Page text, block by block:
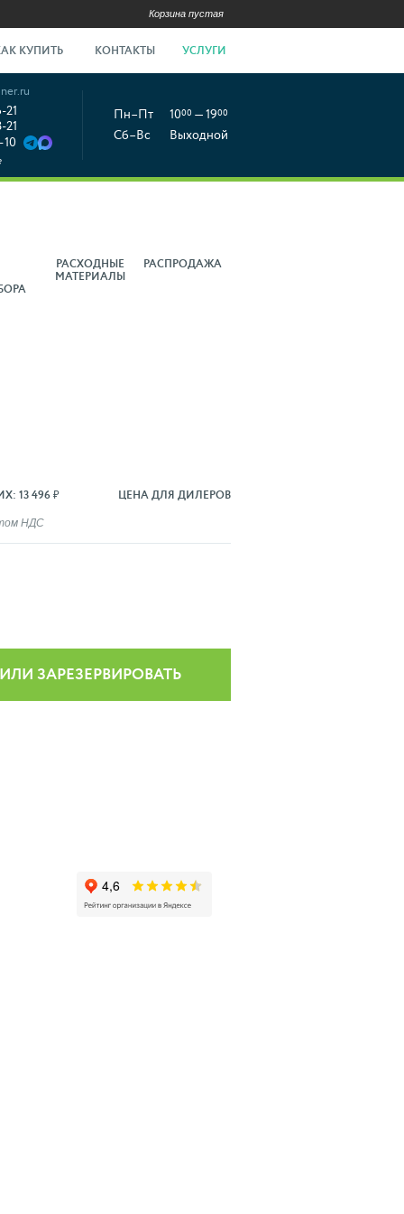
Корзина пустая
КУПИТЬ КОНТАКТЫ УСЛУГИ
21
21
10
Пн–Пт 1000 — 1900
Сб–Вс Выходной
РАСХОДНЫЕ
МАТЕРИАЛЫ
РАСПРОДАЖА
13 496 ₽ ЦЕНА ДЛЯ ДИЛЕРОВ
НДС
ЗАРЕЗЕРВИРОВАТЬ